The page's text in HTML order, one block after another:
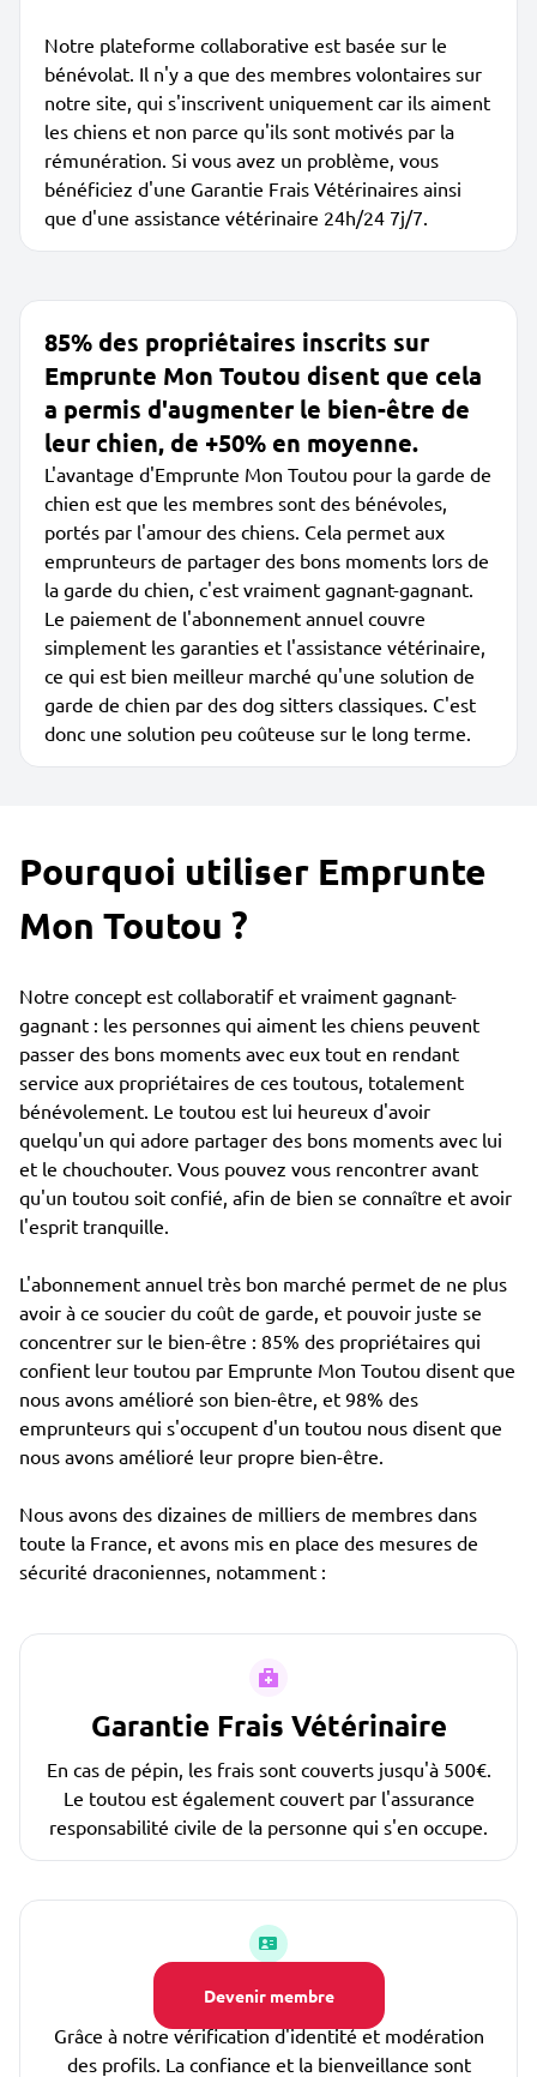
Devenir membre
Notre plateforme collaborative est basée sur le
bénévolat. Il n'y a que des membres volontaires sur
notre site, qui s'inscrivent uniquement car ils aiment
les chiens et non parce qu'ils sont motivés par la
rémunération. Si vous avez un problème, vous
bénéficiez d'une Garantie Frais Vétérinaires ainsi
que d'une assistance vétérinaire 24h/24 7j/7.
85% des propriétaires inscrits sur
Emprunte Mon Toutou disent que cela
a permis d'augmenter le bien-être de
leur chien, de +50% en moyenne.
L'avantage d'Emprunte Mon Toutou pour la garde de
chien est que les membres sont des bénévoles,
portés par l'amour des chiens. Cela permet aux
emprunteurs de partager des bons moments lors de
la garde du chien, c'est vraiment gagnant-gagnant.
Le paiement de l'abonnement annuel couvre
simplement les garanties et l'assistance vétérinaire,
ce qui est bien meilleur marché qu'une solution de
garde de chien par des dog sitters classiques. C'est
donc une solution peu coûteuse sur le long terme.
Pourquoi utiliser Emprunte
Mon Toutou ?
Notre concept est collaboratif et vraiment gagnant-
gagnant : les personnes qui aiment les chiens peuvent
passer des bons moments avec eux tout en rendant
service aux propriétaires de ces toutous, totalement
bénévolement. Le toutou est lui heureux d'avoir
quelqu'un qui adore partager des bons moments avec lui
et le chouchouter. Vous pouvez vous rencontrer avant
qu'un toutou soit confié, afin de bien se connaître et avoir
l'esprit tranquille.
L'abonnement annuel très bon marché permet de ne plus
avoir à ce soucier du coût de garde, et pouvoir juste se
concentrer sur le bien-être : 85% des propriétaires qui
confient leur toutou par Emprunte Mon Toutou disent que
nous avons amélioré son bien-être, et 98% des
emprunteurs qui s'occupent d'un toutou nous disent que
nous avons amélioré leur propre bien-être.
Nous avons des dizaines de milliers de membres dans
toute la France, et avons mis en place des mesures de
sécurité draconiennes, notamment :
Garantie Frais Vétérinaire
En cas de pépin, les frais sont couverts jusqu'à 500€.
Le toutou est également couvert par l'assurance
responsabilité civile de la personne qui s'en occupe.
Profils vérifiés
Grâce à notre vérification d'identité et modération
des profils. La confiance et la bienveillance sont